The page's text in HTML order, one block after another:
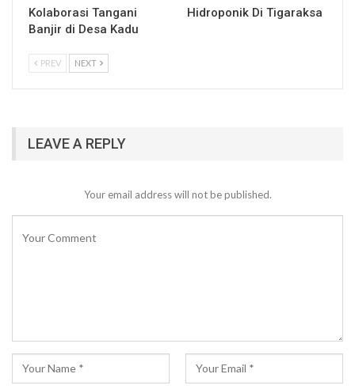
Kolaborasi Tangani
Banjir di Desa Kadu
Hidroponik Di Tigaraksa
PREV NEXT
LEAVE A REPLY
Your email address will not be published.